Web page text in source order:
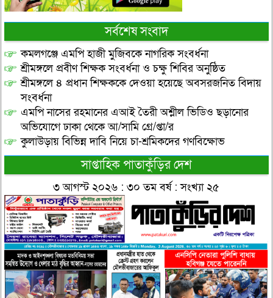
সর্বশেষ সংবাদ
কমলগঞ্জে এমপি হাজী মুজিবকে নাগরিক সংবর্ধনা
শ্রীমঙ্গলে প্রবীণ শিক্ষক সংবর্ধনা ও চক্ষু শিবির অনুষ্ঠিত
শ্রীমঙ্গলে ৪ প্রধান শিক্ষককে দেওয়া হয়েছে অবসরজনিত বিদায়
সংবর্ধনা
এমপি নাসের রহমানের এআই তৈরী অশ্লীল ভিডিও ছড়ানোর
অভিযোগে ঢাকা থেকে আ/সামি গ্রে/প্তা/র
কুলাউড়ায় বিভিন্ন দাবি নিয়ে চা-শ্রমিকদের গণবিক্ষোভ
সাপ্তাহিক পাতাকুঁড়ির দেশ
৩ আগস্ট ২০২৬ : ৩০ তম বর্ষ : সংখ্যা ২৫